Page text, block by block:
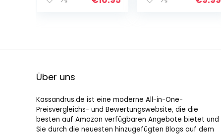
Über uns
Kassandrus.de ist eine moderne All-in-One-
Preisvergleichs- und Bewertungswebsite, die die
besten auf Amazon verfügbaren Angebote bietet und
Sie durch die neuesten hinzugefügten Blogs auf dem